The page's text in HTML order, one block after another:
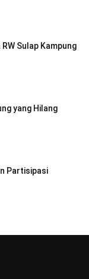
Sulap Kampung
yang Hilang
Partisipasi